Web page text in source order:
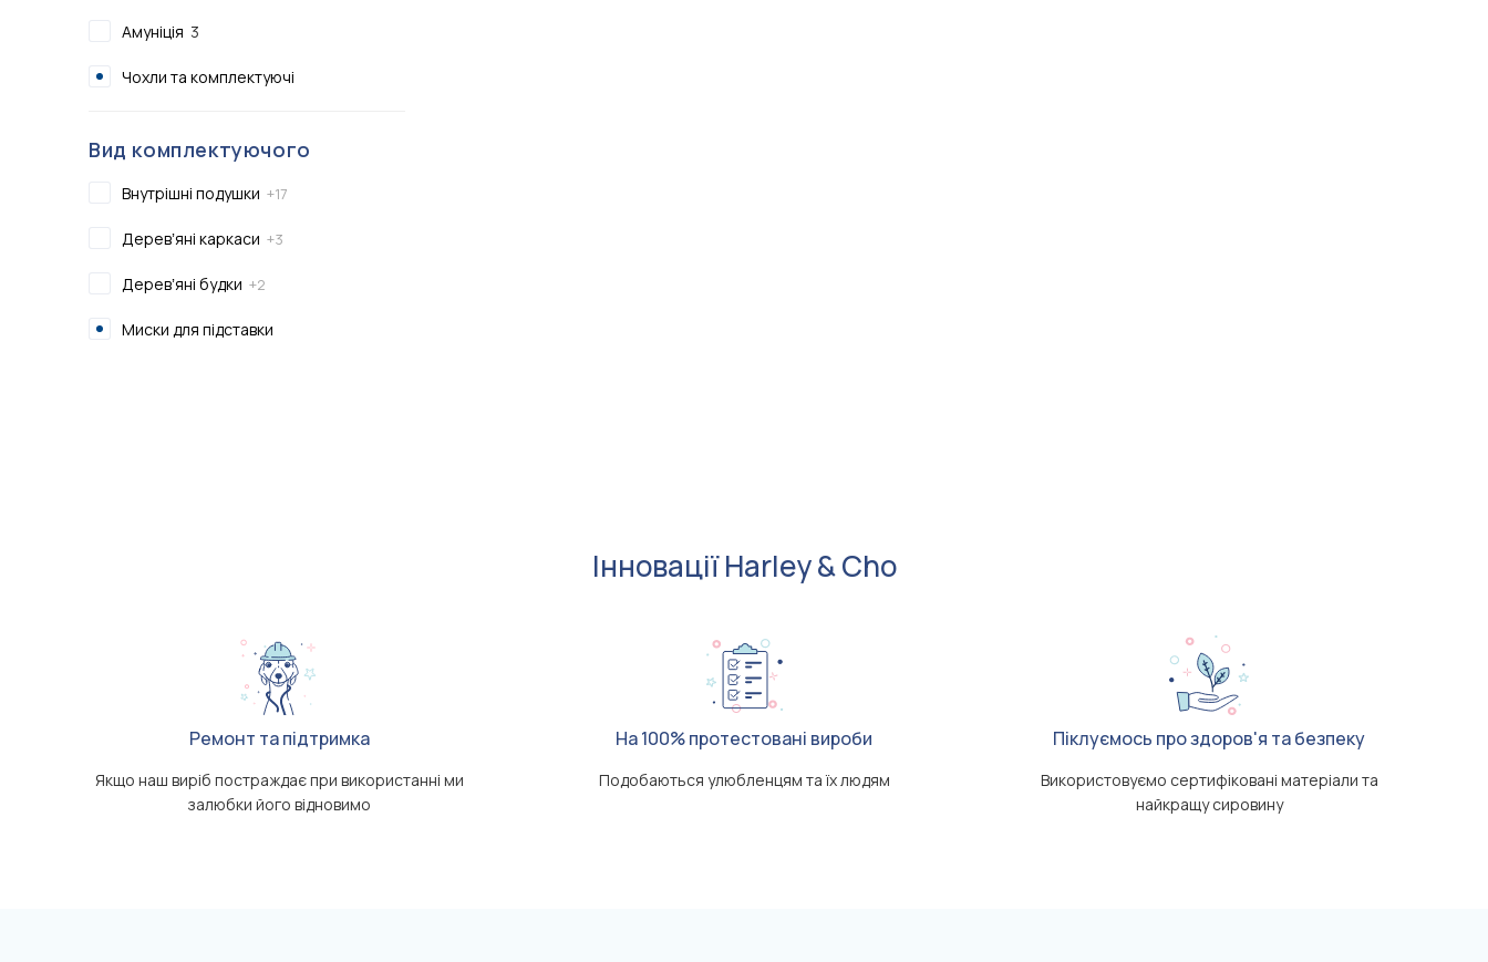
Амуніція 3
Чохли та комплектуючі
Вид комплектуючого
Внутрішні подушки +17
Деревʼяні каркаси +3
Деревʼяні будки +2
Миски для підставки
Інновації Harley & Cho
Ремонт та підтримка
Якщо наш виріб постраждає при використанні ми
залюбки його відновимо
На 100% протестовані вироби
Подобаються улюбленцям та їх людям
Піклуємось про здоров'я та безпеку
Використовуємо сертифіковані матеріали та
найкращу сировину